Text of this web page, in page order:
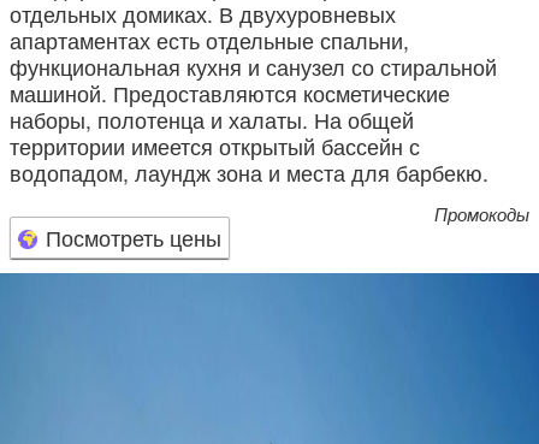
отдельных домиках. В двухуровневых
апартаментах есть отдельные спальни,
функциональная кухня и санузел со стиральной
машиной. Предоставляются косметические
наборы, полотенца и халаты. На общей
территории имеется открытый бассейн с
водопадом, лаундж зона и места для барбекю.
Посмотреть цены
Промокоды